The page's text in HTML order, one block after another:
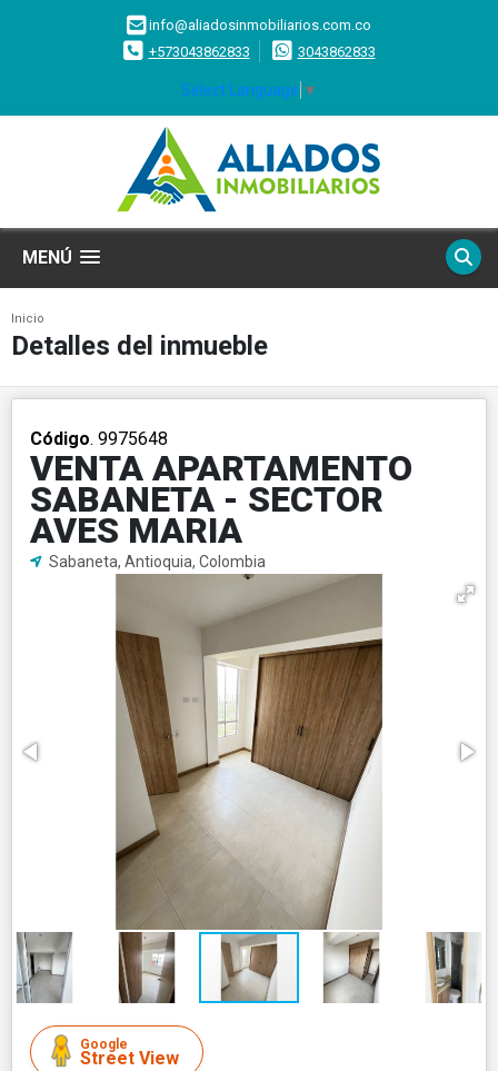
info@aliadosinmobiliarios.com.co
+573043862833
3043862833
Select Language ▼
MENÚ
Inicio
Detalles del inmueble
Código. 9975648
VENTA APARTAMENTO
SABANETA - SECTOR
AVES MARIA
Sabaneta, Antioquia, Colombia
Google
Street View